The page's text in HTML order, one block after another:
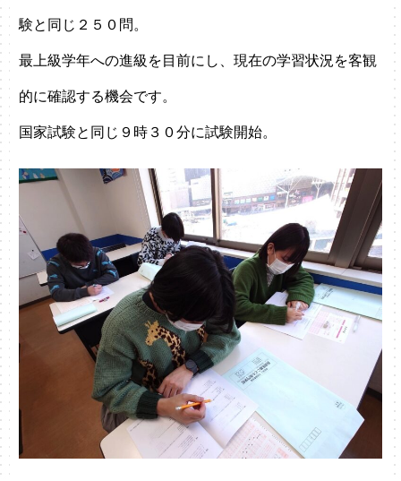
験と同じ２５０問。
最上級学年への進級を目前にし、現在の学習状況を客観
的に確認する機会です。
国家試験と同じ９時３０分に試験開始。